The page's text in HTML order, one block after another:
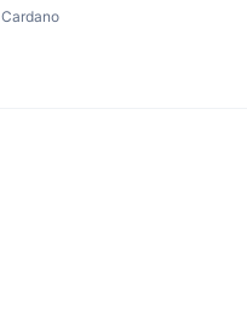
Cardano